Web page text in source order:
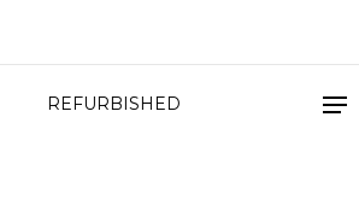
REFURBISHED